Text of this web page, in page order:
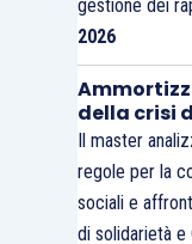
gestione dei
2026
della crisi
Il master
regole per la
sociali e
di solidarietà e